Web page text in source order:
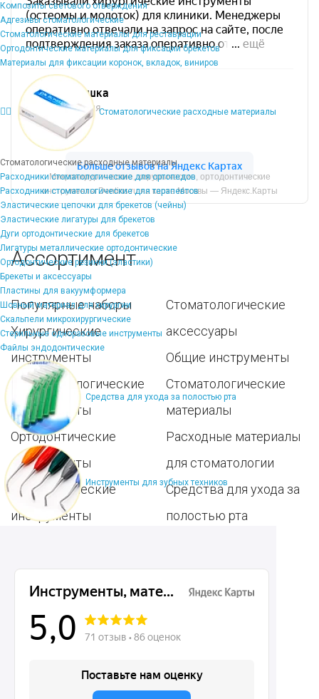
Композиты светового отверждения
Адгезивы стоматологические
Стоматологические материалы для реставрации
Ортодонтические материалы для фиксации брекетов
Материалы для фиксации коронок, вкладок, виниров
Стоматологические расходные материалы
Стоматологические расходные материалы
Расходники стоматологические для ортопедов
Расходники стоматологические для терапевтов
Эластические цепочки для брекетов (чейны)
Эластические лигатуры для брекетов
Дуги ортодонтические для брекетов
Лигатуры металлические ортодонтические
Ортодонтические резинки (эластики)
Брекеты и аксессуары
Пластины для вакуумформера
Шовный материал для хирургии
Скальпели микрохирургические
Стерильные одноразовые инструменты
Файлы эндодонтические
Средства для ухода за полостью рта
Инструменты для зубных техников
Микрохирургические, хирургические, ортодонтические
инструменты Dentins.ru на карте Москвы — Яндекс.Карты
Ассортимент
Популярные наборы
Хирургические
инструменты
Пародонтологические
инструменты
Ортодонтические
инструменты
Терапевтические
инструменты
инструменты
Стоматологические
аксессуары
Общие инструменты
Стоматологические
материалы
Расходные материалы
для стоматологии
Средства для ухода за
полостью рта
Dentins.ru